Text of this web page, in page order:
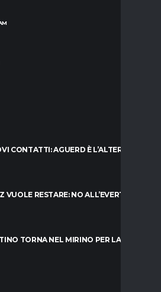
CONTATTI: AGUERD È L’ALTERNATIVA
RESTARE: NO ALL’EVERTON
TORNA NEL MIRINO PER LA PORTA